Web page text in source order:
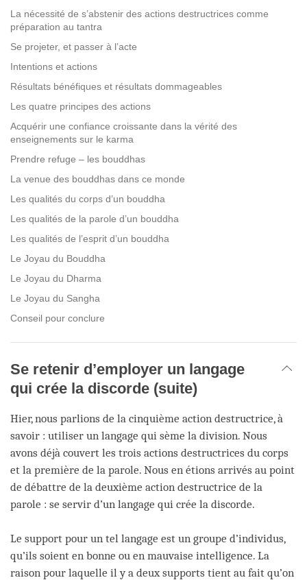
La nécessité de s’abstenir des actions destructrices comme
préparation au tantra
Se projeter, et passer à l’acte
Intentions et actions
Résultats bénéfiques et résultats dommageables
Les quatre principes des actions
Acquérir une confiance croissante dans la vérité des
enseignements sur le karma
Prendre refuge – les bouddhas
La venue des bouddhas dans ce monde
Les qualités du corps d’un bouddha
Les qualités de la parole d’un bouddha
Les qualités de l’esprit d’un bouddha
Le Joyau du Bouddha
Le Joyau du Dharma
Le Joyau du Sangha
Conseil pour conclure
Se retenir d’employer un langage
qui crée la discorde (suite)
Hier, nous parlions de la cinquième action destructrice, à
savoir : utiliser un langage qui sème la division. Nous
avons déjà couvert les trois actions destructrices du corps
et la première de la parole. Nous en étions arrivés au point
de débattre de la deuxième action destructrice de la
parole : se servir d’un langage qui crée la discorde.
Le support pour un tel langage est un groupe d’individus,
qu’ils soient en bonne ou en mauvaise intelligence. La
raison pour laquelle il y a deux supports tient au fait qu’on